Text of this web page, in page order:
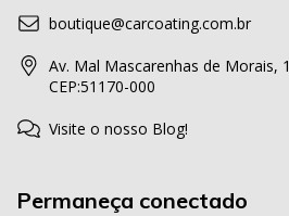
boutique@carcoating.com.br
Av. Mal Mascarenhas de Morais,
CEP:51170-000
Visite o nosso Blog!
Permaneça conectado